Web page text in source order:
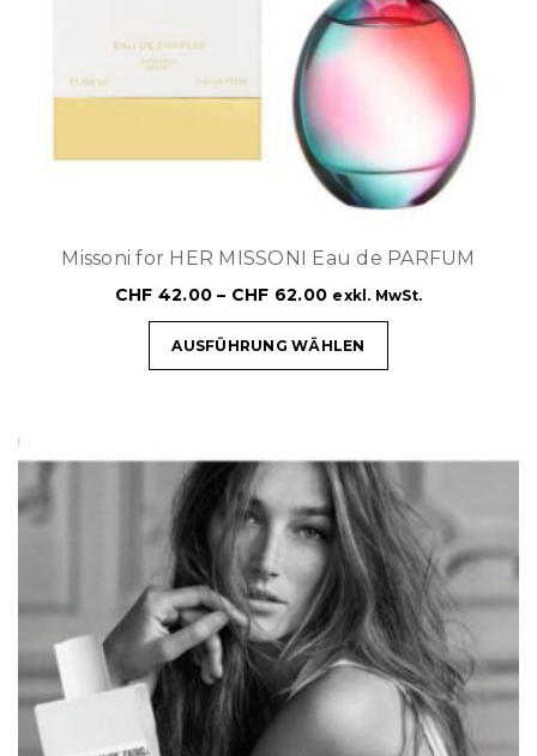
Missoni for HER MISSONI Eau de PARFUM
CHF 42.00 – CHF 62.00 exkl. MwSt.
AUSFÜHRUNG WÄHLEN